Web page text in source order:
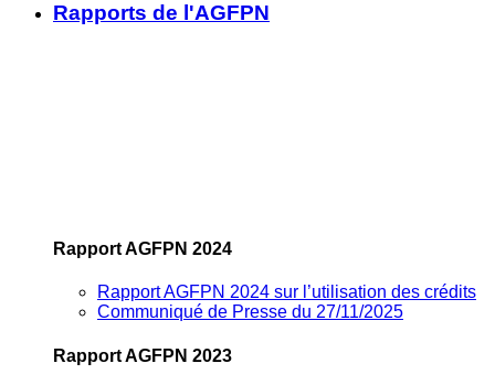
Rapports de l'AGFPN
Rapport AGFPN 2024
Rapport AGFPN 2024 sur l’utilisation des crédits
Communiqué de Presse du 27/11/2025
Rapport AGFPN 2023